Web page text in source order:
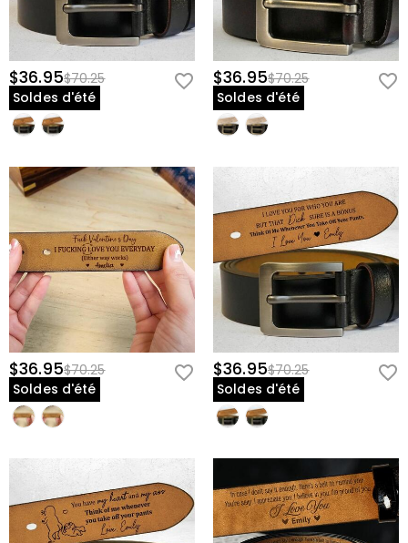
$36.95$70.25
Soldes d'été
$36.95$70.25
Soldes d'été
$36.95$70.25
Soldes d'été
$36.95$70.25
Soldes d'été